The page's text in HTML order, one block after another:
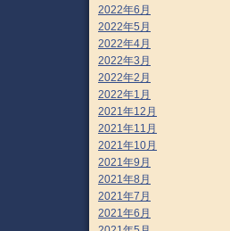
2022年6月
2022年5月
2022年4月
2022年3月
2022年2月
2022年1月
2021年12月
2021年11月
2021年10月
2021年9月
2021年8月
2021年7月
2021年6月